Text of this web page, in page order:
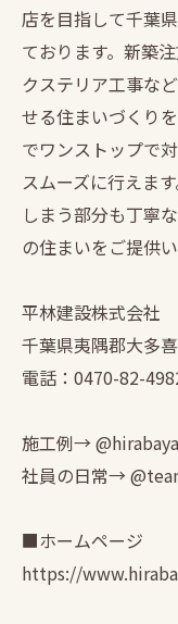
店を目指して千葉
ております。新築
クステリア工事な
せる住まいづくり
でワンストップで
スムーズに行えま
しまう部分も丁寧
の住まいをご提供い
平林建設株式会社
千葉県夷隅郡大多
電話：0470-82-
施工例→
社員の日常→
■ホームページ
https://